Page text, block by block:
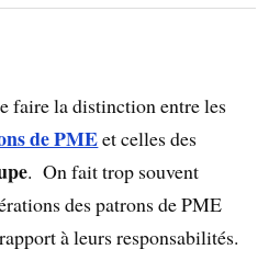
faire la distinction entre les
de PMEet celles des
. On fait trop souvent
des patrons de PME
à leurs responsabilités.